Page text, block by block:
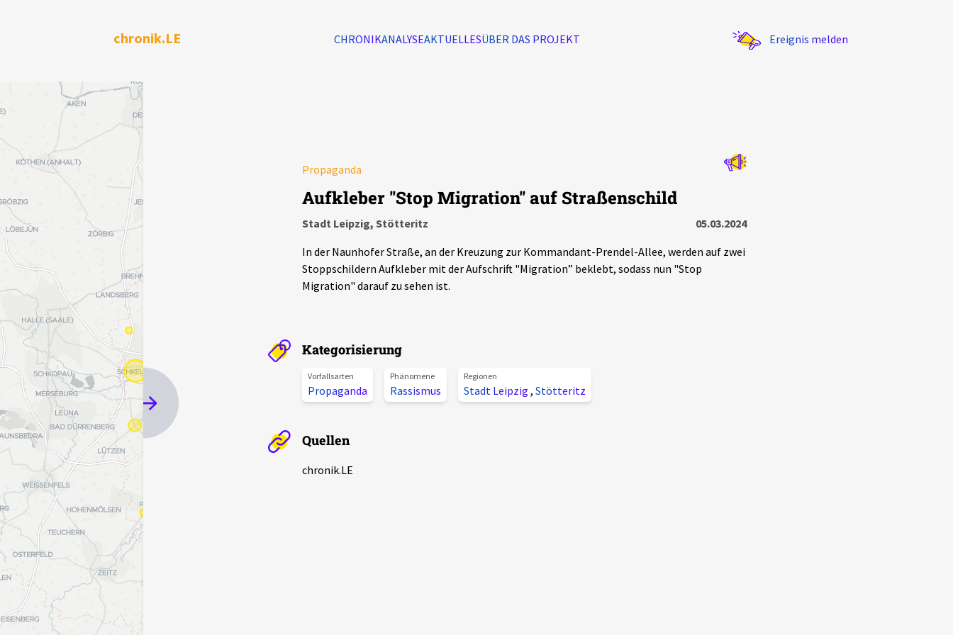
chronik.LE CHRONIKANALYSEAKTUELLESÜBER DAS PROJEKT Ereignis melden
Propaganda
Aufkleber "Stop Migration" auf Straßenschild
Stadt Leipzig, Stötteritz
05.03.2024
In der Naunhofer Straße, an der Kreuzung zur Kommandant-Prendel-Allee, werden auf zwei
Stoppschildern Aufkleber mit der Aufschrift "Migration” beklebt, sodass nun "Stop
Migration" darauf zu sehen ist.
Kategorisierung
Vorfallsarten
Propaganda
Phänomene
Rassismus
Regionen
Stadt Leipzig , Stötteritz
Quellen
chronik.LE